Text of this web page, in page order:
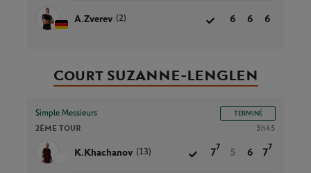
A.Zverev (2) 6 6 6
Court SUZANNE-LENGLEN
Simple Messieurs TERMINÉ
2ÈME TOUR 3h45
K.Khachanov (13) 7
7
5 6 7
7